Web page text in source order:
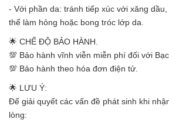
- Với phần da: tránh tiếp xúc với xăng
thể làm hỏng hoặc bong tróc lớp da.
🌟 CHẾ ĐỘ BẢO HÀNH.
💯 Bảo hành vĩnh viễn miễn phí đối với
💯 Bảo hành theo hóa đơn điện tử.
🌟 LƯU Ý:
Để giải quyết các vấn đề phát sinh khi
lòng: